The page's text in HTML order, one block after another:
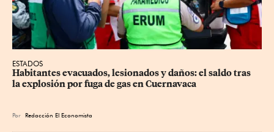
ESTADOS
Habitantes evacuados, lesionados y daños: el saldo tras
la explosión por fuga de gas en Cuernavaca
Por Redacción El Economista